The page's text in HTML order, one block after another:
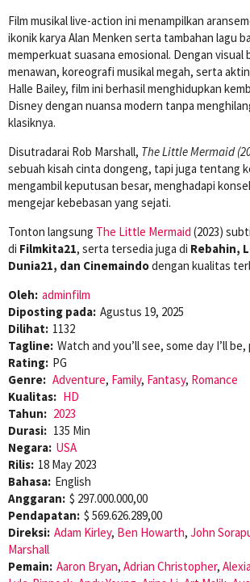
Film musikal live-action ini menampilkan
ikonik karya Alan Menken serta tambahan lagu
memperkuat suasana emosional. Dengan visual
menawan, koreografi musikal megah, serta
Halle Bailey, film ini berhasil menghidupkan
Disney dengan nuansa modern tanpa
klasiknya.
Disutradarai Rob Marshall, The Little Mermaid
sebuah kisah cinta dongeng, tapi juga tentang
mengambil keputusan besar, menghadapi
mengejar kebebasan yang sejati.
Tonton langsung The Little Mermaid (2023)
di Filmkita21, serta tersedia juga di Rebahin,
Dunia21, dan Cinemaindodengan kualitas
Oleh: adminfilm
Diposting pada: Agustus 19, 2025
Dilihat: 1132
Tagline: Watch and you’ll see, some day I’ll
Rating: PG
Genre: Adventure, Family, Fantasy, Romance
Kualitas: HD
Tahun: 2023
Durasi: 135 Min
Negara: USA
Rilis: 18 May 2023
Bahasa: English
Anggaran: $ 297.000.000,00
Pendapatan: $ 569.626.289,00
Direksi: Adam Kirley, Ben Howarth, John
Marshall
Pemain: Aaron Bryan, Adrian Christopher,